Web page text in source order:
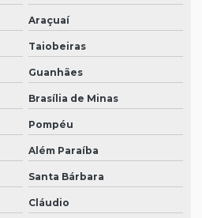
Araçuaí
Taiobeiras
Guanhães
Brasília de Minas
Pompéu
Além Paraíba
Santa Bárbara
Cláudio